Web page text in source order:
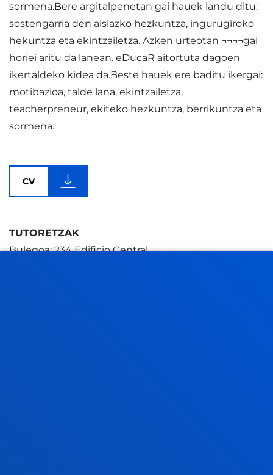
sormena.Bere argitalpenetan gai hauek landu ditu:
sostengarria den aisiazko hezkuntza, ingurugiroko
hekuntza eta ekintzailetza. Azken urteotan ¬¬¬¬gai
horiei aritu da lanean. eDucaR aitortuta dagoen
ikertaldeko kidea da.Beste hauek ere baditu ikergai:
motibazioa, talde lana, ekintzailetza,
teacherpreneur, ekiteko hezkuntza, berrikuntza eta
sormena.
CV
TUTORETZAK
Bulegoa: 234 Edificio Central